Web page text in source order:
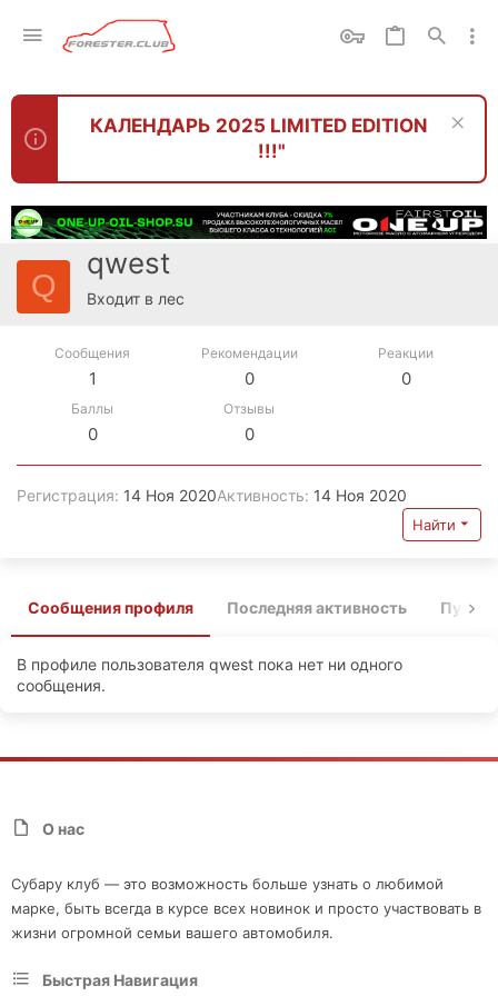
КАЛЕНДАРЬ 2025 LIMITED EDITION
!!!"
Q
qwest
Входит в лес
Сообщения
1
Рекомендации
0
Реакции
0
Баллы
0
Отзывы
0
Регистрация 14 Ноя 2020Активность 14 Ноя 2020
Найти
Сообщения профиля Последняя активность
В профиле пользователя qwest пока нет ни одного
сообщения.
О нас
Субару клуб — это возможность больше узнать о любимой
марке, быть всегда в курсе всех новинок и просто участвовать в
жизни огромной семьи вашего автомобиля.
Быстрая Навигация